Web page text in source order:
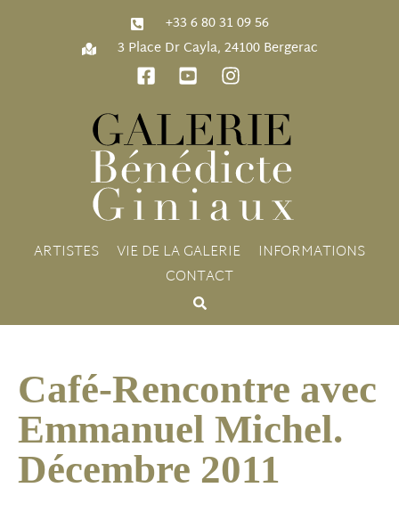
‭+33 6 80 31 09 56‬
3 Place Dr Cayla, 24100 Bergerac
ARTISTES VIE DE LA GALERIE
INFORMATIONS
CONTACT
Café-Rencontre avec
Emmanuel Michel.
Décembre 2011